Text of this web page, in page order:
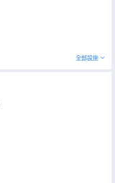
全部設施